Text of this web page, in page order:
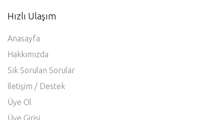
Hızlı Ulaşım
Anasayfa
Hakkımızda
Sık Sorulan Sorular
İletişim / Destek
Üye Ol
Üye Girişi